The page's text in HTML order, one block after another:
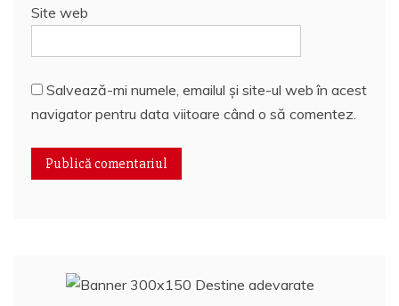
Site web
Salvează-mi numele, emailul și site-ul web în acest
navigator pentru data viitoare când o să comentez.